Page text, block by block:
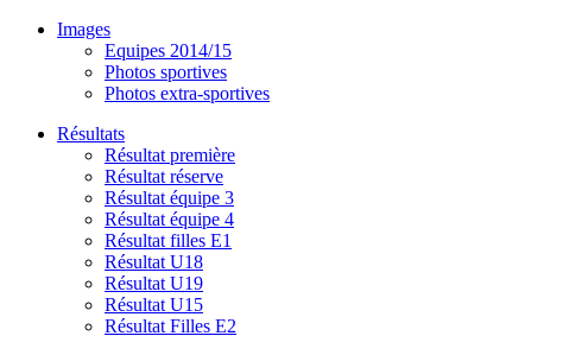
Images
Equipes 2014/15
Photos sportives
Photos extra-sportives
Résultats
Résultat première
Résultat réserve
Résultat équipe 3
Résultat équipe 4
Résultat filles E1
Résultat U18
Résultat U19
Résultat U15
Résultat Filles E2